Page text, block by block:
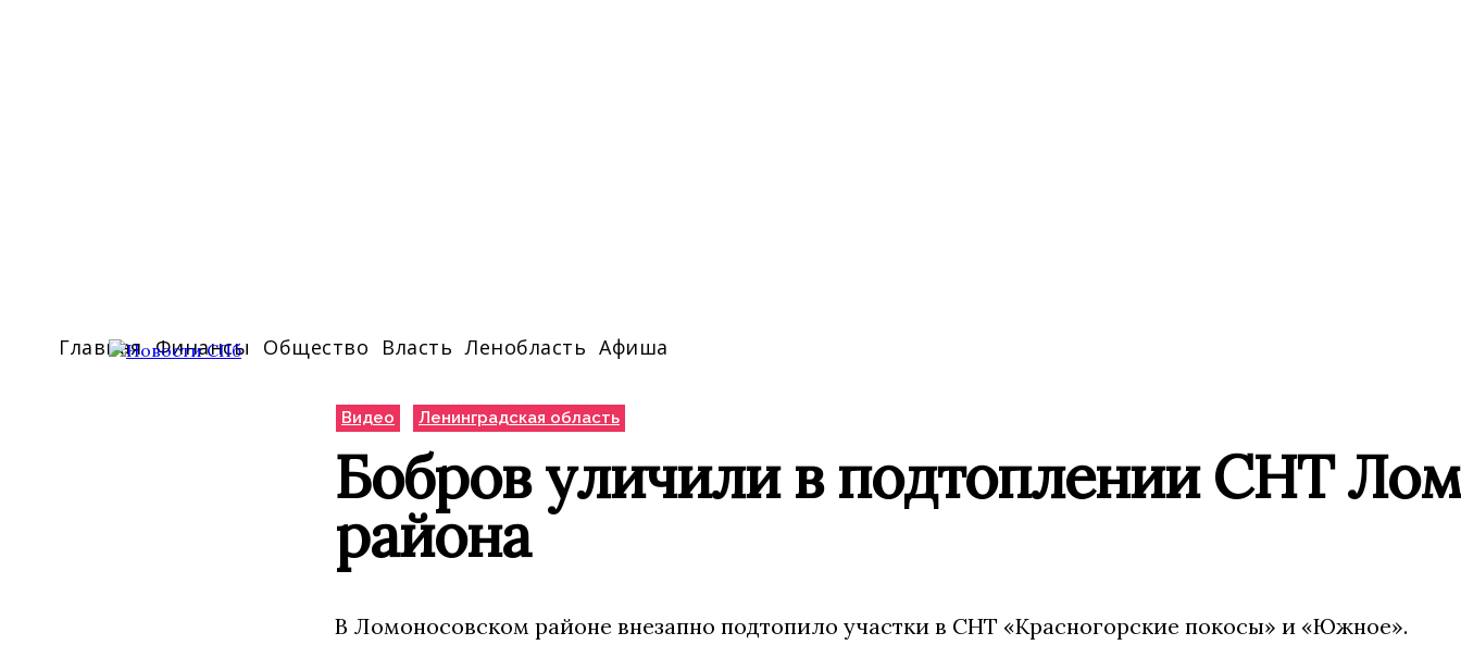
Главная Финансы Общество Власть Ленобласть Афиша
Видео Ленинградская область
Бобров уличили в подтоплении СНТ
района
В Ломоносовском районе внезапно подтопило участки в СНТ «Красногорские покосы» и «Южное».